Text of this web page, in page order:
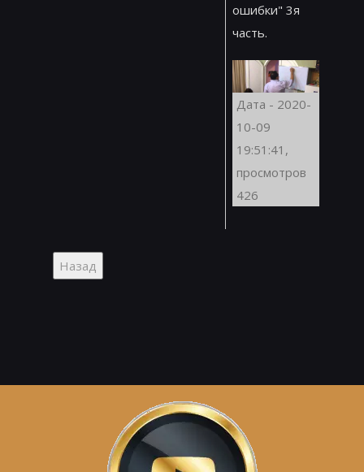
ошибки" 3я
часть.
Дата - 2020-
10-09
19:51:41,
просмотров
426